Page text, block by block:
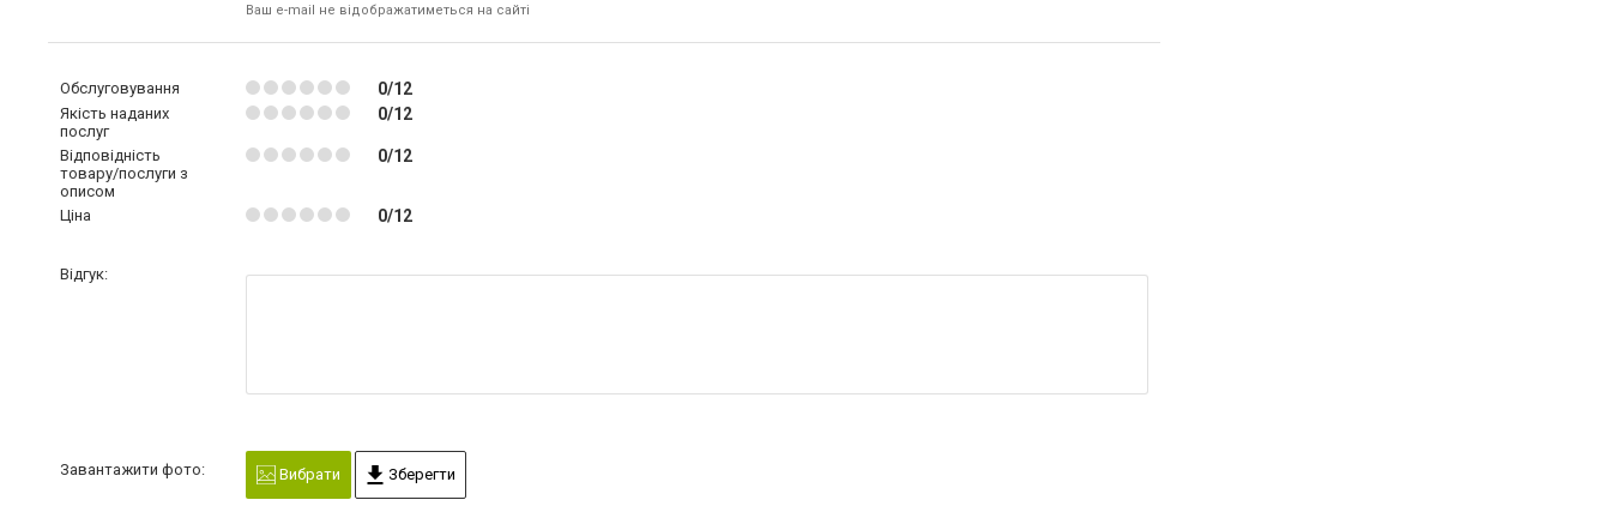
Ваш e-mail не відображатиметься на сайті
Обслуговування 0/12
Якість наданих
послуг
0/12
Відповідність
товару/послуги з
описом
0/12
Ціна 0/12
Відгук:
Завантажити фото: Вибрати Зберегти